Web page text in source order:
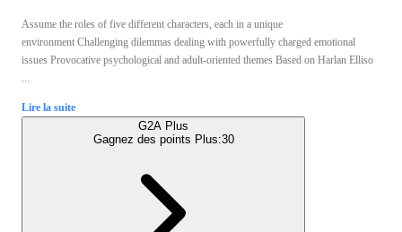
Assume the roles of five different characters, each in a unique
environment Challenging dilemmas dealing with powerfully charged emotional
issues Provocative psychological and adult-oriented themes Based on Harlan Elliso
...
Lire la suite
G2A Plus
Gagnez des points Plus:30